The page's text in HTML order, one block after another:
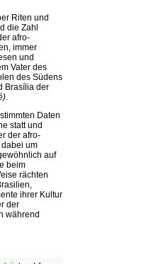
Riten und
die Zahl
afro-
immer
und
Vater des
des Südens
Brasília der
Daten
statt und
der afro-
um
auf
beim
rächten
ihrer Kultur
der
während